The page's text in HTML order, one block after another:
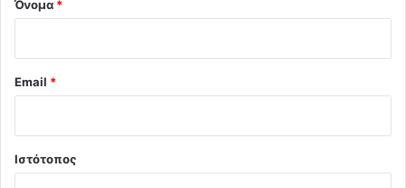
Όνομα *
Email *
Ιστότοπος